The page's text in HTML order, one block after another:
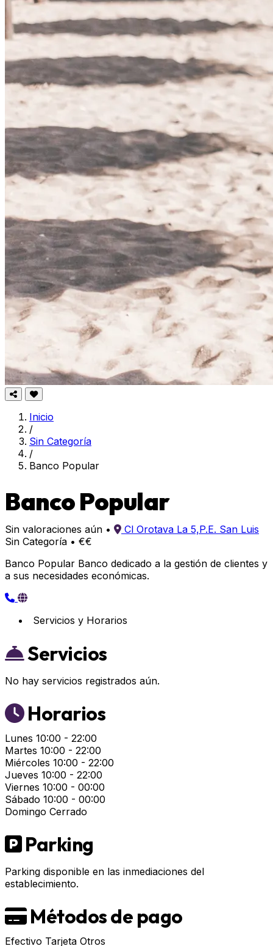
Inicio
/
Sin Categoría
/
Banco Popular
Banco Popular
Sin valoraciones aún •
Cl Orotava La 5,P.E. San Luis
Sin Categoría • €€
Banco Popular Banco dedicado a la gestión de clientes y
a sus necesidades económicas.
Servicios y Horarios
Servicios
No hay servicios registrados aún.
Horarios
Lunes 10:00 - 22:00
Martes 10:00 - 22:00
Miércoles 10:00 - 22:00
Jueves 10:00 - 22:00
Viernes 10:00 - 00:00
Sábado 10:00 - 00:00
Domingo Cerrado
Parking
Parking disponible en las inmediaciones del
establecimiento.
Métodos de pago
Efectivo Tarjeta Otros